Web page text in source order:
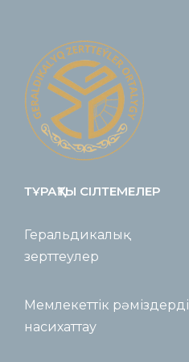
ТҰРАҚТЫ СІЛТЕМЕЛЕР
Геральдикалық
зерттеулер
Мемлекеттік рәміздерді
насихаттау